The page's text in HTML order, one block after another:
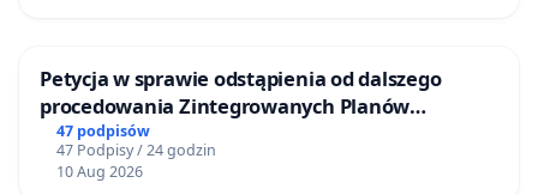
Petycja w sprawie odstąpienia od dalszego
procedowania Zintegrowanych Planów
Inwestycyjnych „Myślenice – Barnasiówka” oraz
„Myślenice – Bukówka”
47 podpisów
47 Podpisy / 24 godzin
10 Aug 2026